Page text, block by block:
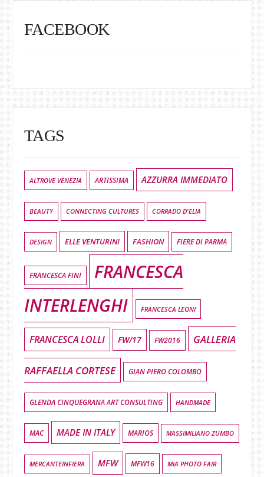
FACEBOOK
TAGS
ALTROVE VENEZIA ARTISSIMA AZZURRA IMMEDIATO
BEAUTY CONNECTING CULTURES CORRADO D'ELIA
DESIGN ELLE VENTURINI FASHION FIERE DI PARMA
FRANCESCA FINI
FRANCESCA
INTERLENGHI
FRANCESCA LEONI
FRANCESCA LOLLI FW/17 FW2016 GALLERIA
RAFFAELLA CORTESE GIAN PIERO COLOMBO
GLENDA CINQUEGRANA ART CONSULTING HANDMADE
MAC MADE IN ITALY MARIOS MASSIMILIANO ZUMBO
MERCANTEINFIERA MFW MFW16 MIA PHOTO FAIR